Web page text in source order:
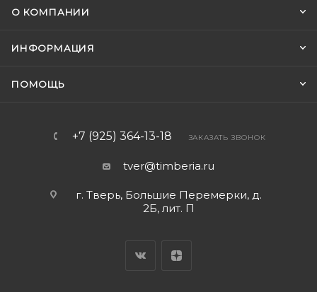
О КОМПАНИИ
ИНФОРМАЦИЯ
ПОМОЩЬ
+7 (925) 364-13-18 ЗАКАЗАТЬ ЗВОНОК
tver@timberia.ru
г. Тверь, Большие Перемерки, д.
2Б, лит. П